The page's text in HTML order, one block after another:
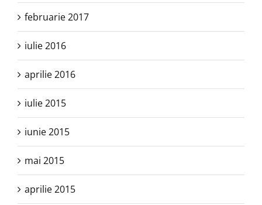
februarie 2017
iulie 2016
aprilie 2016
iulie 2015
iunie 2015
mai 2015
aprilie 2015